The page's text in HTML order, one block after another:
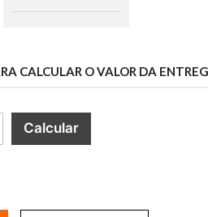
CALCULAR O VALOR DA
Calcular